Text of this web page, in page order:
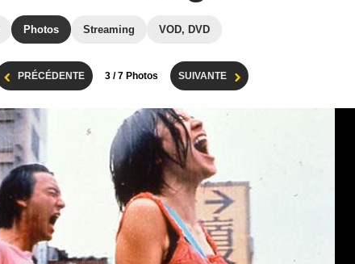
Photos Streaming VOD, DVD
PRÉCÉDENTE 3 / 7 Photos SUIVANTE